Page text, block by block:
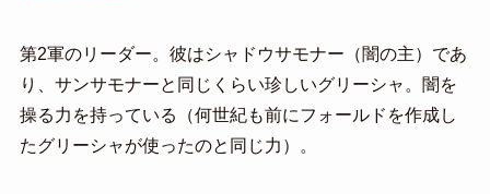
第2軍のリーダー。彼はシャドウサモナー（闇の主）であ
り、サンサモナーと同じくらい珍しいグリーシャ。闇を
操る力を持っている（何世紀も前にフォールドを作成し
たグリーシャが使ったのと同じ力）。